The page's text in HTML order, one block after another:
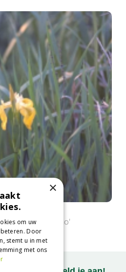
Gele lis
'Flore Pleno'
×
om uw
Door
stemt u in met
met ons